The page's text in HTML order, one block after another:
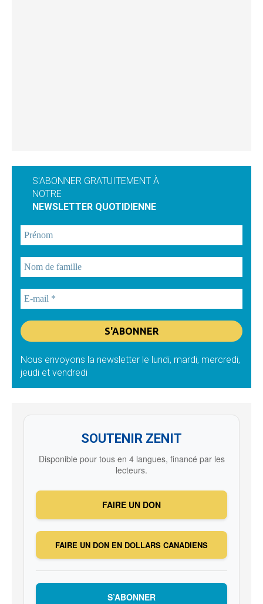
S'ABONNER GRATUITEMENT À
NOTRE
NEWSLETTER QUOTIDIENNE
Nous envoyons la newsletter le lundi, mardi, mercredi,
jeudi et vendredi
SOUTENIR ZENIT
Disponible pour tous en 4 langues, financé par les
lecteurs.
FAIRE UN DON
FAIRE UN DON EN DOLLARS CANADIENS
S’ABONNER